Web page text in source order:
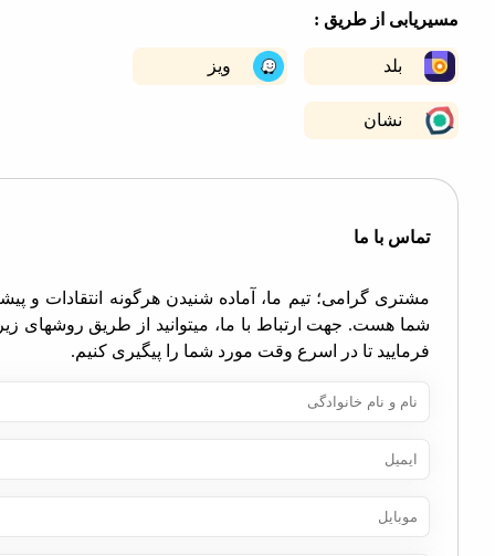
از طریق :
ویز
نشان
با ما
گرامی؛ تیم ما، آماده شنیدن هرگونه انتقادات و پیشنهادات
هست. جهت ارتباط با ما، میتوانید از طریق روشهای زیر اقدام
تا در اسرع وقت مورد شما را پیگیری کنیم.